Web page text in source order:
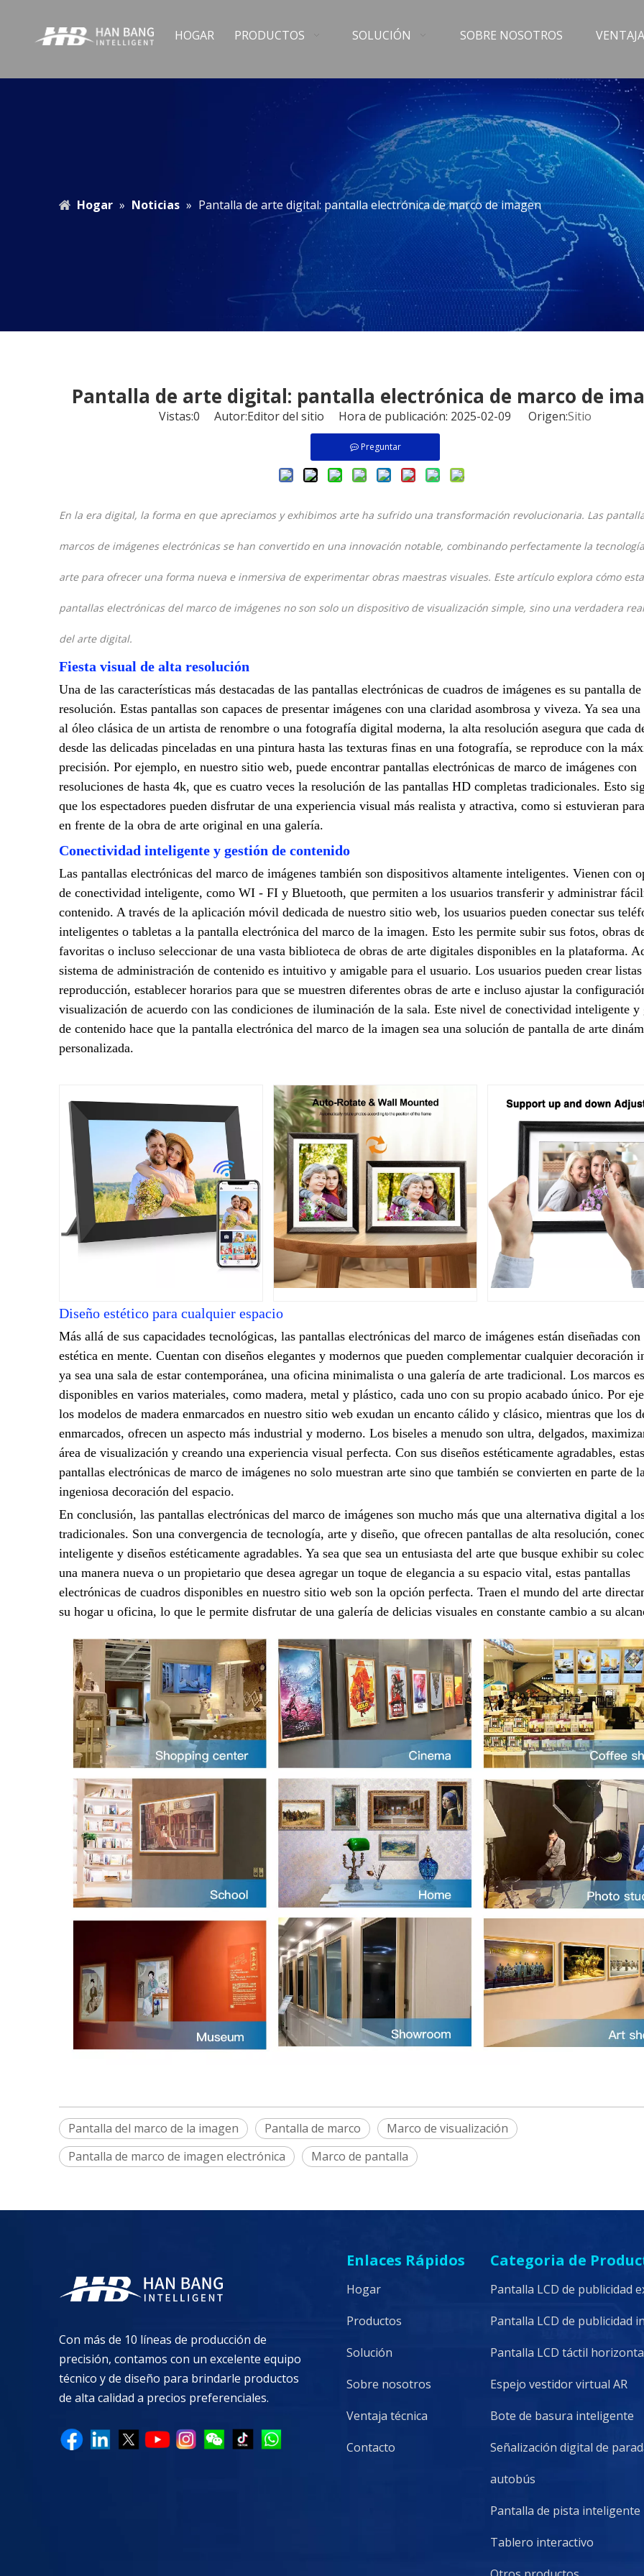
HOGAR PRODUCTOS SOLUCIÓN SOBRE NOSOTROS
Hogar » Noticias » Pantalla de arte digital: pantalla electrónica de marco de imagen
Pantalla de arte digital: pantalla electrónica de marco de
Vistas:0 Autor:Editor del sitio Hora de publicación: 2025-02-09 Origen:Sitio
Preguntar
En la era digital, la forma en que apreciamos y exhibimos arte ha sufrido una transformación revolucionaria. Las
marcos de imágenes electrónicas se han convertido en una innovación notable, combinando perfectamente la
arte para ofrecer una forma nueva e inmersiva de experimentar obras maestras visuales. Este artículo explora cómo
pantallas electrónicas del marco de imágenes no son solo un dispositivo de visualización simple, sino una verdadera
del arte digital.
Fiesta visual de alta resolución
Una de las características más destacadas de las pantallas electrónicas de cuadros de imágenes es su pantalla
resolución. Estas pantallas son capaces de presentar imágenes con una claridad asombrosa y viveza. Ya sea
al óleo clásica de un artista de renombre o una fotografía digital moderna, la alta resolución asegura que cada
desde las delicadas pinceladas en una pintura hasta las texturas finas en una fotografía, se reproduce con la
precisión. Por ejemplo, en nuestro sitio web, puede encontrar pantallas electrónicas de marco de imágenes con
resoluciones de hasta 4k, que es cuatro veces la resolución de las pantallas HD completas tradicionales. Esto
que los espectadores pueden disfrutar de una experiencia visual más realista y atractiva, como si estuvieran
en frente de la obra de arte original en una galería.
Conectividad inteligente y gestión de contenido
Las pantallas electrónicas del marco de imágenes también son dispositivos altamente inteligentes. Vienen con
de conectividad inteligente, como WI - FI y Bluetooth, que permiten a los usuarios transferir y administrar
contenido. A través de la aplicación móvil dedicada de nuestro sitio web, los usuarios pueden conectar sus
inteligentes o tabletas a la pantalla electrónica del marco de la imagen. Esto les permite subir sus fotos, obras
favoritas o incluso seleccionar de una vasta biblioteca de obras de arte digitales disponibles en la plataforma.
sistema de administración de contenido es intuitivo y amigable para el usuario. Los usuarios pueden crear listas
reproducción, establecer horarios para que se muestren diferentes obras de arte e incluso ajustar la
visualización de acuerdo con las condiciones de iluminación de la sala. Este nivel de conectividad inteligente y
de contenido hace que la pantalla electrónica del marco de la imagen sea una solución de pantalla de arte
personalizada.
Diseño estético para cualquier espacio
Más allá de sus capacidades tecnológicas, las pantallas electrónicas del marco de imágenes están diseñadas con
estética en mente. Cuentan con diseños elegantes y modernos que pueden complementar cualquier decoración
ya sea una sala de estar contemporánea, una oficina minimalista o una galería de arte tradicional. Los marcos
disponibles en varios materiales, como madera, metal y plástico, cada uno con su propio acabado único. Por
los modelos de madera enmarcados en nuestro sitio web exudan un encanto cálido y clásico, mientras que los
enmarcados, ofrecen un aspecto más industrial y moderno. Los biseles a menudo son ultra, delgados,
área de visualización y creando una experiencia visual perfecta. Con sus diseños estéticamente agradables, estas
pantallas electrónicas de marco de imágenes no solo muestran arte sino que también se convierten en parte de la
ingeniosa decoración del espacio.
En conclusión, las pantallas electrónicas del marco de imágenes son mucho más que una alternativa digital a
tradicionales. Son una convergencia de tecnología, arte y diseño, que ofrecen pantallas de alta resolución,
inteligente y diseños estéticamente agradables. Ya sea que sea un entusiasta del arte que busque exhibir su
una manera nueva o un propietario que desea agregar un toque de elegancia a su espacio vital, estas pantallas
electrónicas de cuadros disponibles en nuestro sitio web son la opción perfecta. Traen el mundo del arte
su hogar u oficina, lo que le permite disfrutar de una galería de delicias visuales en constante cambio a su
Pantalla del marco de la imagen Pantalla de marco
Marco de visualización
Pantalla de marco de imagen electrónica
Marco de pantalla
Con más de 10 líneas de producción de
precisión, contamos con un excelente equipo
técnico y de diseño para brindarle productos
de alta calidad a precios preferenciales.
Enlaces Rápidos
Hogar
Productos
Solución
Sobre nosotros
Ventaja técnica
Contacto
Categoria de
Pantalla LCD de publicidad
Pantalla LCD de publicidad
Pantalla LCD táctil
Espejo vestidor virtual AR
Bote de basura inteligente
Señalización digital de
autobús
Pantalla de pista inteligente
Tablero interactivo